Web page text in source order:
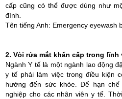
cấp cũng có thể được dùng như
đình.
Tên tiếng Anh: Emergency eyewash
2. Vòi rửa mắt khẩn cấp trong lĩnh
Ngành Y tế là một ngành lao động
y tế phải làm việc trong điều kiện
hưởng đến sức khỏe. Để hạn
nghiệp cho các nhân viên y tế.